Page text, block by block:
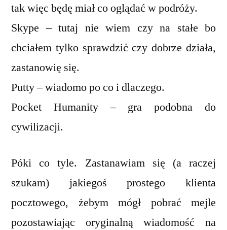
tak więc będę miał co oglądać w podróży.
Skype – tutaj nie wiem czy na stałe bo
chciałem tylko sprawdzić czy dobrze działa,
zastanowię się.
Putty – wiadomo po co i dlaczego.
Pocket Humanity – gra podobna do
cywilizacji.
Póki co tyle. Zastanawiam się (a raczej
szukam) jakiegoś prostego klienta
pocztowego, żebym mógł pobrać mejle
pozostawiając oryginalną wiadomość na